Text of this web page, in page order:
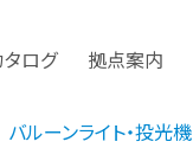
ログ 拠点案内
バルーンライト・投光機